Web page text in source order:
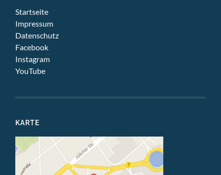
Startseite
Impressum
Datenschutz
Facebook
Instagram
YouTube
KARTE